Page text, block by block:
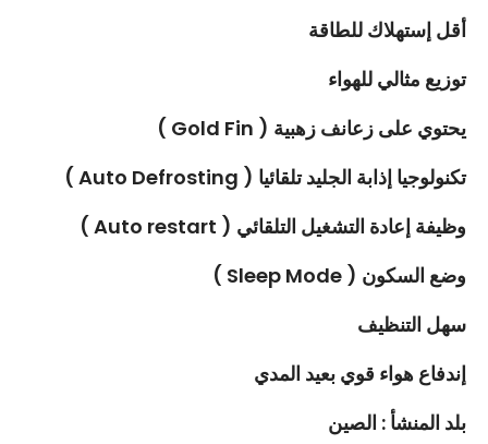
أقل إستهلاك للطاقة
توزيع مثالي للهواء
يحتوي على زعانف زهبية ( Gold Fin )
تكنولوجيا إذابة الجليد تلقائيا ( Auto Defrosting )
وظيفة إعادة التشغيل التلقائي ( Auto restart )
وضع السكون ( Sleep Mode )
سهل التنظيف
إندفاع هواء قوي بعيد المدي
بلد المنشأ : الصين